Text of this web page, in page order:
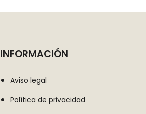
INFORMACIÓN
Aviso legal
Política de privacidad